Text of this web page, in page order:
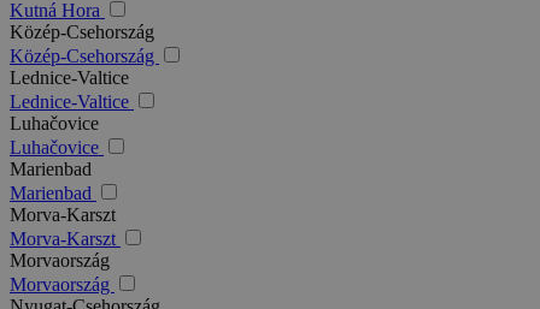
Kutná Hora
Közép-Csehország
Közép-Csehország
Lednice-Valtice
Lednice-Valtice
Luhačovice
Luhačovice
Marienbad
Marienbad
Morva-Karszt
Morva-Karszt
Morvaország
Morvaország